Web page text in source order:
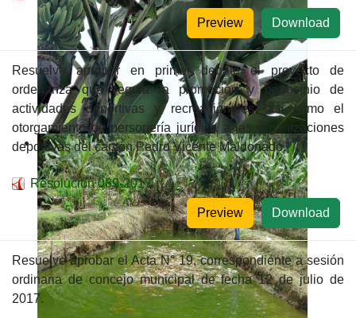
Download
Preview
Resuelve aprobar en primer debate el proyecto de
ordenanza que regula la promoción y patrocinio de
actividades deportivas y recreacionales, así como el
otorgamiento de personería jurídica a las organizaciones
deportivas del cantón Pedro Vicente Maldonado.
Resolución 089-2017
Download
Preview
Resuelve aprobar el Acta N° 19, correspondiente a sesión
ordinaria de concejo municipal de fecha 12 de julio de
2017.